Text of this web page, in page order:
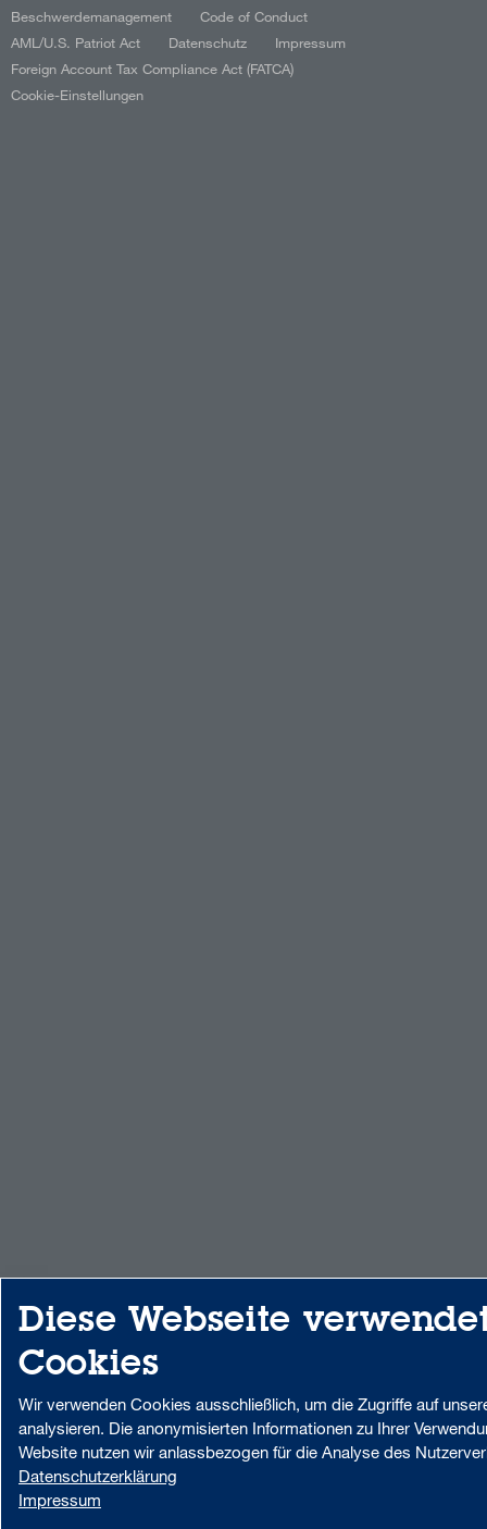
Beschwerdemanagement
Code of Conduct
AML/U.S. Patriot Act
Datenschutz
Impressum
Foreign Account Tax Compliance Act (FATCA)
Cookie-Einstellungen
Diese Webseite
Cookies
Wir verwenden Cookies ausschließlich, um die Zugriffe auf
analysieren. Die anonymisierten Informationen zu Ihrer
Website nutzen wir anlassbezogen für die Analyse des
Datenschutzerklärung
Impressum